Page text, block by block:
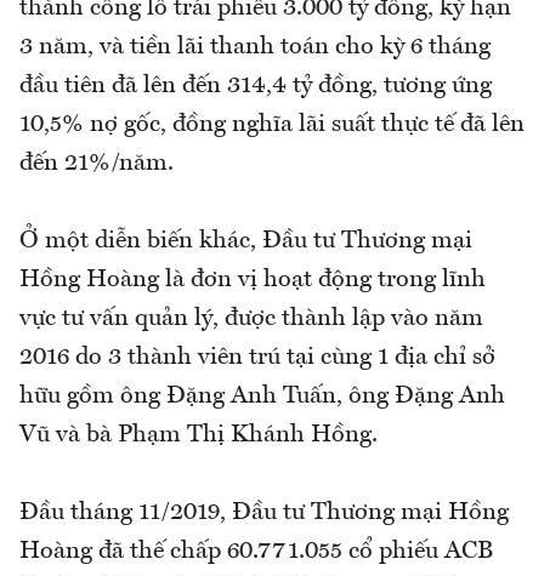
thành công lô trái phiếu 3.000 tỷ đồng, kỳ hạn
3 năm, và tiền lãi thanh toán cho kỳ 6 tháng
đầu tiên đã lên đến 314,4 tỷ đồng, tương ứng
10,5% nợ gốc, đồng nghĩa lãi suất thực tế đã lên
đến 21%/năm.
Ở một diễn biến khác, Đầu tư Thương mại
Hồng Hoàng là đơn vị hoạt động trong lĩnh
vực tư vấn quản lý, được thành lập vào năm
2016 do 3 thành viên trú tại cùng 1 địa chỉ sở
hữu gồm ông Đặng Anh Tuấn, ông Đặng Anh
Vũ và bà Phạm Thị Khánh Hồng.
Đầu tháng 11/2019, Đầu tư Thương mại Hồng
Hoàng đã thế chấp 60.771.055 cổ phiếu ACB